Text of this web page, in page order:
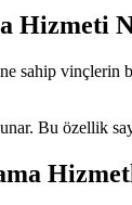
Hizmeti
sahip vinçlerin
Bu özellik